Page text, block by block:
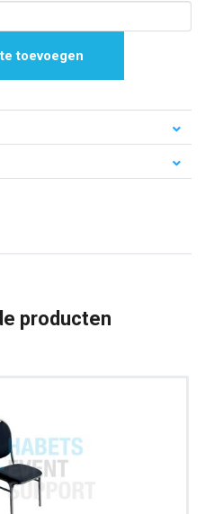
toevoegen
producten